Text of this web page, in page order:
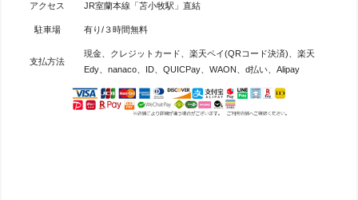
アクセス JR室蘭本線「苫小牧駅」直結
駐車場 有り/３時間無料
支払方法
現金、クレジットカード、楽天ペイ(QRコード決済)、楽天
Edy、nanaco、ID、QUICPay、WAON、d払い、Alipay